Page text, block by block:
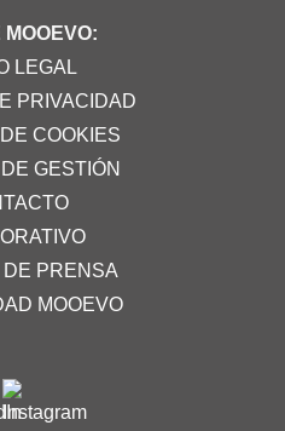
LEGAL
PRIVACIDAD
COOKIES
GESTIÓN
DE PRENSA
MOOEVO